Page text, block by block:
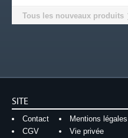
Tous les nouveaux produits
SITE
Contact
Mentions légales
CGV
Vie privée